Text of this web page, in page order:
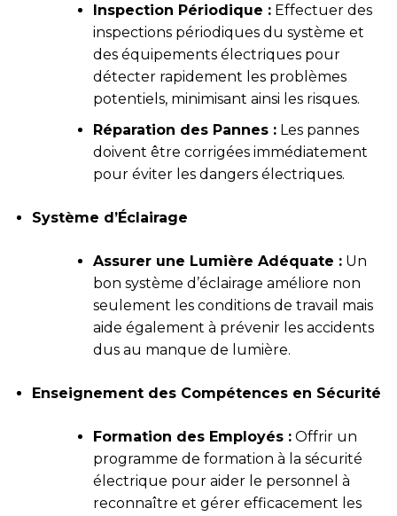
Inspection Périodique :Effectuer des
inspections périodiques du système et
des équipements électriques pour
détecter rapidement les problèmes
potentiels, minimisant ainsi les risques.
Réparation des Pannes :Les pannes
doivent être corrigées immédiatement
pour éviter les dangers électriques.
Système d’Éclairage
Assurer une Lumière Adéquate :Un
bon système d’éclairage améliore non
seulement les conditions de travail mais
aide également à prévenir les accidents
dus au manque de lumière.
Enseignement des Compétences en Sécurité
Formation des Employés :Offrir un
programme de formation à la sécurité
électrique pour aider le personnel à
reconnaître et gérer efficacement les